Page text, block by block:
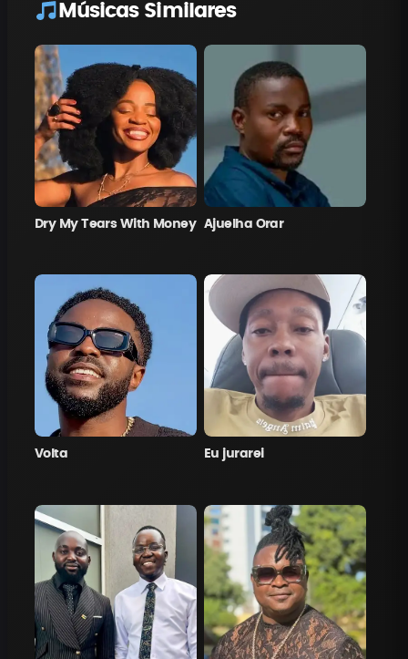
Músicas Similares
Dry My Tears With Money Ajuelha Orar
Volta Eu jurarei